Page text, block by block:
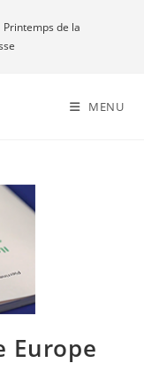
Printemps de la
MENU
Europe